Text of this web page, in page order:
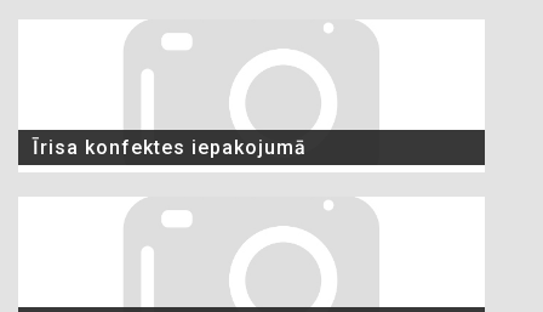
Īrisa konfektes iepakojumā